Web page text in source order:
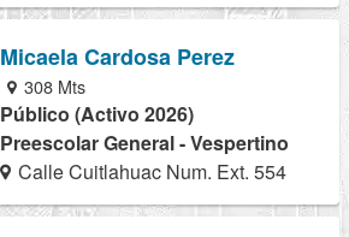
Micaela Cardosa Perez
308 Mts
Público (Activo 2026)
Preescolar General - Vespertino
Calle Cuitlahuac Num. Ext. 554